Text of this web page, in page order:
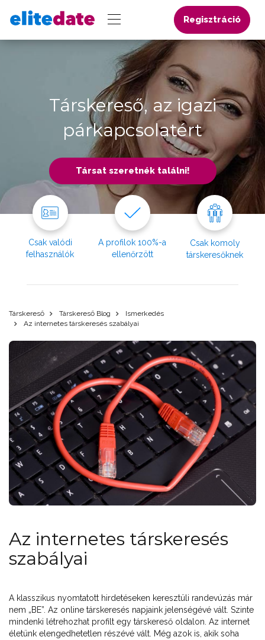
Regisztráció
Társkereső, az igazi
párkapcsolatért
Társat szeretnék találni!
Csak valódi
felhasználók
A profilok 100%-a
ellenőrzött
Csak komoly
társkeresőknek
Társkereső Társkereső Blog
Ismerkedés
Az internetes társkeresés szabályai
Az internetes társkeresés
szabályai
A klasszikus nyomtatott hirdetéseken keresztüli randevúzás már
nem „BE”. Az online társkeresés napjaink jelenségévé vált. Szinte
mindenki létrehozhat profilt egy társkereső oldalon. Az internet
életünk elengedhetetlen részévé vált. Még azok is, akik soha